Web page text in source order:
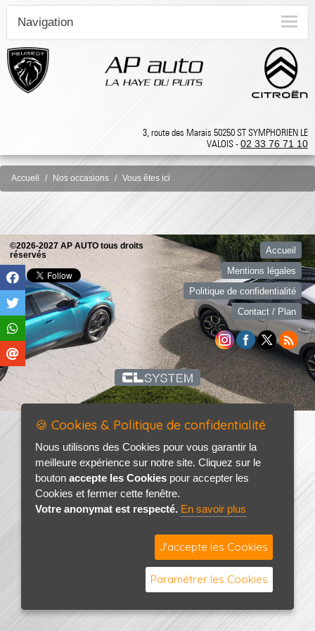
Navigation
3, route des Marais 50250 ST SYMPHORIEN LE
VALOIS -02 33 76 71 10
Accueil Nos occasions Vous êtes ici
©2026-2027 AP AUTO tous droits
réservés
Accueil
Mentions légales
Politique de confidentialité
Contact / Plan
🍪 Cookies & Politique de confidentialité
Nous utilisons des Cookies pour vous garantir la
meilleure expérience sur notre site. Cliquez sur le
bouton accepte les Cookies pour accepter les
Cookies et fermer cette fenêtre.
Votre anonymat est respecté. En savoir plus
J'accepte les Cookies
Paramétrer les Cookies